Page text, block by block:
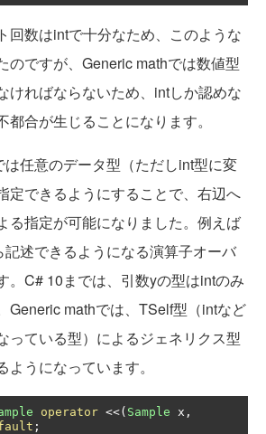
回数はintで十分なため、このような
のですが、Generic mathでは数値型
ければならないため、intしか認めな
都合が生じることになります。
任意のデータ型（ただしint型に変
定できるようにすることで、右辺へ
る指定が可能になりました。例えば
述できるようになる演算子オーバ
。C# 10までは、引数yの型はintのみ
Generic mathでは、TSelf型（intなど
っている型）によるジェネリクス型
うになっています。
operator <<( Sample x ,
;